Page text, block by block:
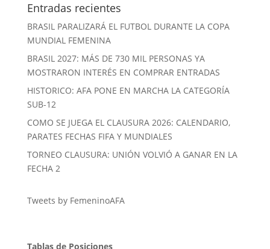
Entradas recientes
BRASIL PARALIZARÁ EL FUTBOL DURANTE LA COPA
MUNDIAL FEMENINA
BRASIL 2027: MÁS DE 730 MIL PERSONAS YA
MOSTRARON INTERÉS EN COMPRAR ENTRADAS
HISTORICO: AFA PONE EN MARCHA LA CATEGORÍA
SUB-12
COMO SE JUEGA EL CLAUSURA 2026: CALENDARIO,
PARATES FECHAS FIFA Y MUNDIALES
TORNEO CLAUSURA: UNIÓN VOLVIÓ A GANAR EN LA
FECHA 2
Tweets by FemeninoAFA
Tablas de Posiciones